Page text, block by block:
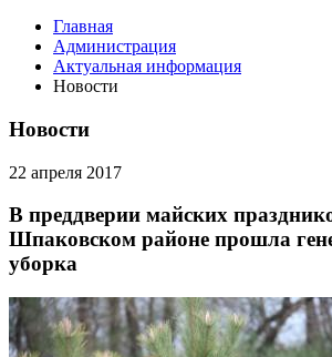
Главная
Администрация
Актуальная информация
Новости
Новости
22 апреля 2017
В преддверии майских
Шпаковском районе прошла
уборка